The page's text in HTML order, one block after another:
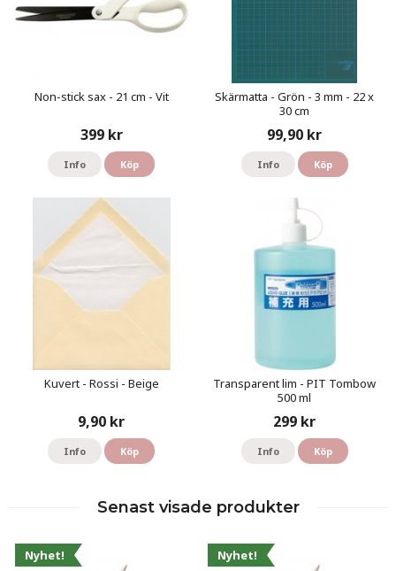
Non-stick sax - 21 cm - Vit
399 kr
Info Köp
Skärmatta - Grön - 3 mm - 22 x
30 cm
99,90 kr
Info Köp
Kuvert - Rossi - Beige
9,90 kr
Info Köp
Transparent lim - PIT Tombow
500 ml
299 kr
Info Köp
Senast visade produkter
Nyhet! Nyhet!